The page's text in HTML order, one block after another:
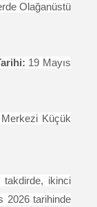
Olağanüstü
19 Mayıs
Küçük
takdirde, ikinci
2026 tarihinde